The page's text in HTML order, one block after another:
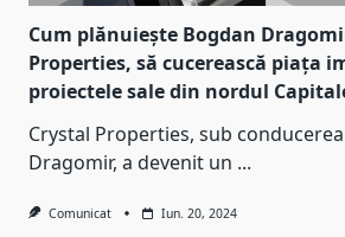
Cum plănuiește Bogdan
Properties, să cucerească piața
proiectele sale din nordul
Crystal Properties, sub
Dragomir, a devenit un ...
Comunicat Iun. 20, 2024